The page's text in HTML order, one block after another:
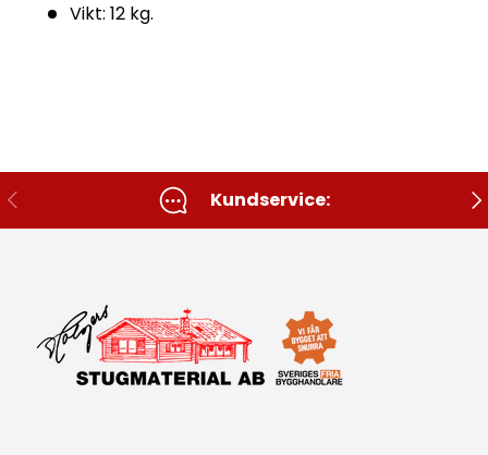
Vikt: 12 kg.
Tidigare Kundservice: